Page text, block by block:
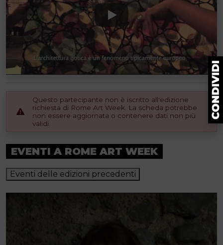
Questo partecipante non è iscritto all'edizione
richiesta di Rome Art Week. La scheda potrebbe
non essere aggiornata o contenere dati non più
validi.
EVENTI A ROME ART WEEK
Eventi delle edizioni precedenti